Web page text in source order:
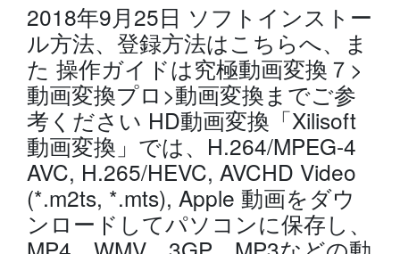
2018年9月25日 ソフトインストー
ル方法、登録方法はこちらへ、ま
た 操作ガイドは究極動画変換７>
動画変換プロ>動画変換までご参
考ください HD動画変換「Xilisoft
動画変換」では、H.264/MPEG-4
AVC, H.265/HEVC, AVCHD Video
(*.m2ts, *.mts), Apple 動画をダウ
ンロードしてパソコンに保存し、